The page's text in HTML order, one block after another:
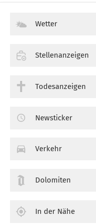
Wetter
Stellenanzeigen
Todesanzeigen
Newsticker
Verkehr
Dolomiten
In der Nähe